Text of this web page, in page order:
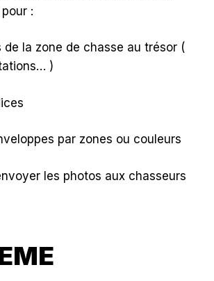
:
de la zone de chasse au trésor (
)
par zones ou couleurs
les photos aux chasseurs